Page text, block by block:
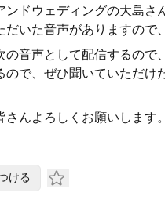
ンドウェディングの大島さ
だいた音声がありますので、
の音声として配信するので
ので、ぜひ聞いていただけ
さんよろしくお願いします
ける